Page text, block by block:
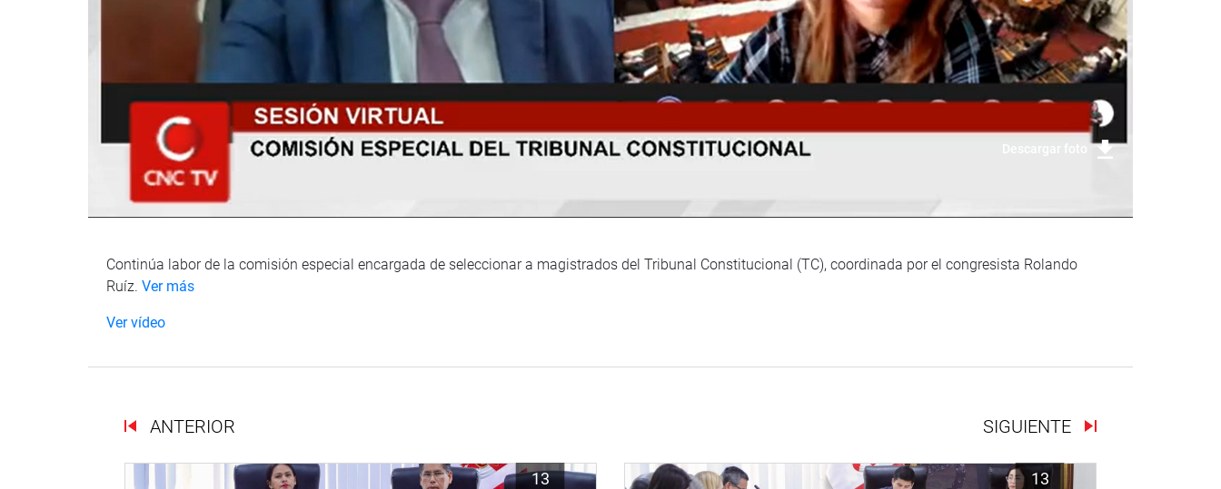
Continúa labor de la comisión especial encargada de seleccionar a magistrados del Tribunal Constitucional (TC), coordinada por el congresista Rolando
Ruíz. Ver más
Ver vídeo
ANTERIOR SIGUIENTE
13
13